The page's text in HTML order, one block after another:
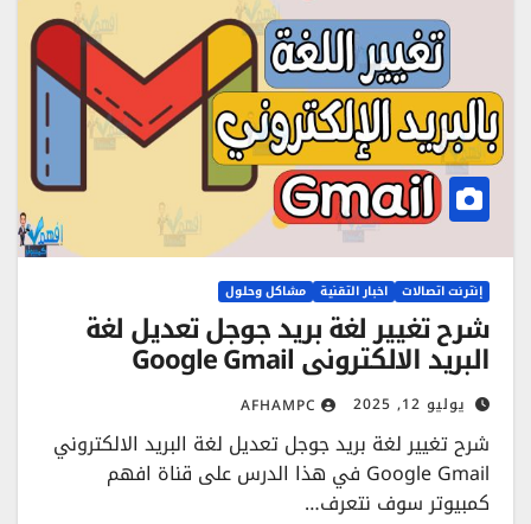
إنترنت اتصالات اخبار التقنية مشاكل وحلول
شرح تغيير لغة بريد جوجل تعديل لغة
البريد الالكتروني Google Gmail
يوليو 12, 2025 AFHAMPC
شرح تغيير لغة بريد جوجل تعديل لغة البريد الالكتروني
Google Gmail في هذا الدرس على قناة افهم
كمبيوتر سوف نتعرف…